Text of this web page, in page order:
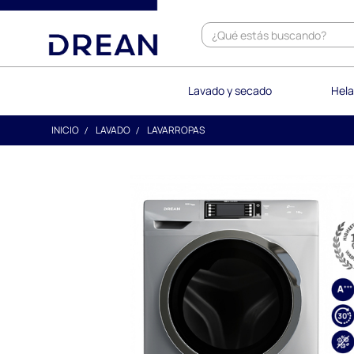
text.skipToContent
text.skipToNavigation
Lavado y secado
INICIO LAVADO LAVARROPAS